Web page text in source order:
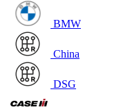
BMW
China
DSG